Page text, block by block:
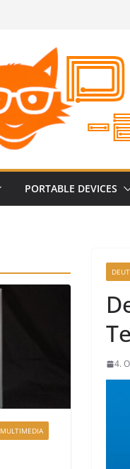
PORTABLE DEVICES
4.
MULTIMEDIA